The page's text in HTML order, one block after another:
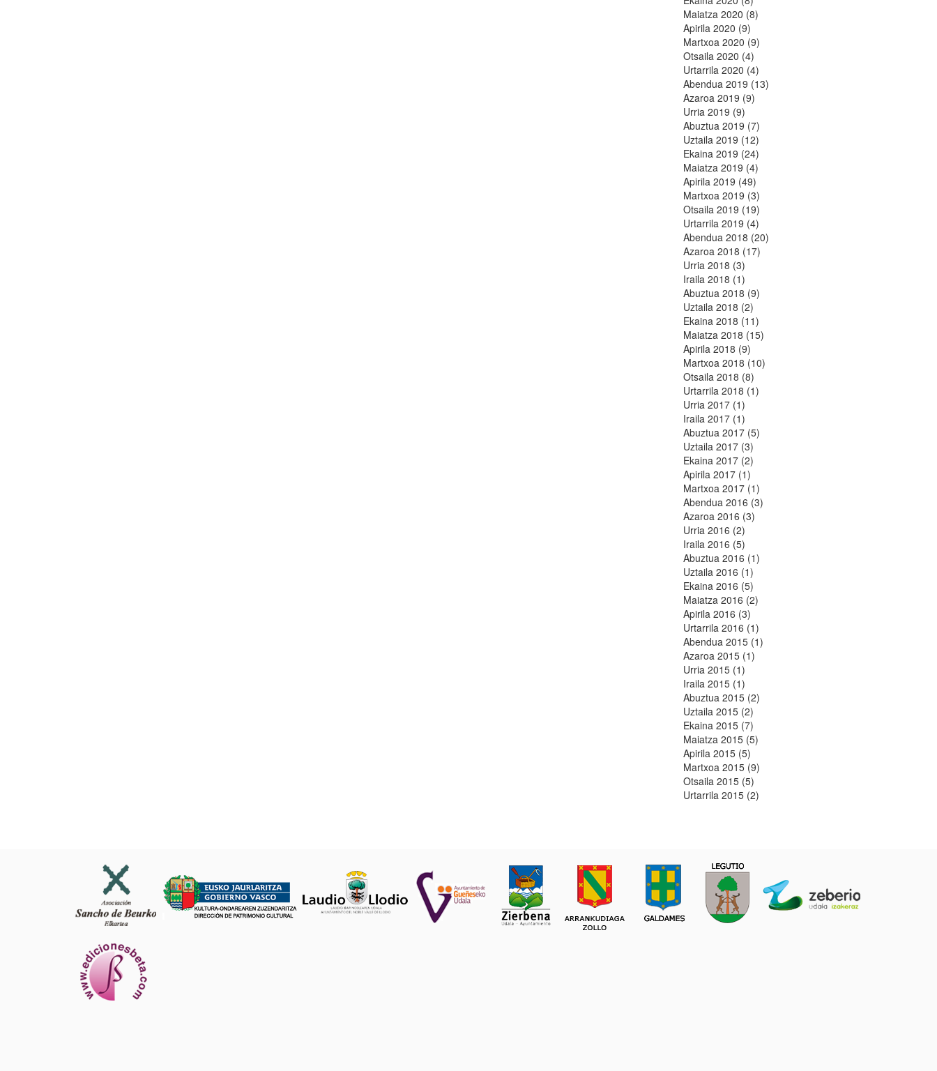
Maiatza 2020 (8)
Apirila 2020 (9)
Martxoa 2020 (9)
Otsaila 2020 (4)
Urtarrila 2020 (4)
Abendua 2019 (13)
Azaroa 2019 (9)
Urria 2019 (9)
Abuztua 2019 (7)
Uztaila 2019 (12)
Ekaina 2019 (24)
Maiatza 2019 (4)
Apirila 2019 (49)
Martxoa 2019 (3)
Otsaila 2019 (19)
Urtarrila 2019 (4)
Abendua 2018 (20)
Azaroa 2018 (17)
Urria 2018 (3)
Iraila 2018 (1)
Abuztua 2018 (9)
Uztaila 2018 (2)
Ekaina 2018 (11)
Maiatza 2018 (15)
Apirila 2018 (9)
Martxoa 2018 (10)
Otsaila 2018 (8)
Urtarrila 2018 (1)
Urria 2017 (1)
Iraila 2017 (1)
Abuztua 2017 (5)
Uztaila 2017 (3)
Ekaina 2017 (2)
Apirila 2017 (1)
Martxoa 2017 (1)
Abendua 2016 (3)
Azaroa 2016 (3)
Urria 2016 (2)
Iraila 2016 (5)
Abuztua 2016 (1)
Uztaila 2016 (1)
Ekaina 2016 (5)
Maiatza 2016 (2)
Apirila 2016 (3)
Urtarrila 2016 (1)
Abendua 2015 (1)
Azaroa 2015 (1)
Urria 2015 (1)
Iraila 2015 (1)
Abuztua 2015 (2)
Uztaila 2015 (2)
Ekaina 2015 (7)
Maiatza 2015 (5)
Apirila 2015 (5)
Martxoa 2015 (9)
Otsaila 2015 (5)
Urtarrila 2015 (2)